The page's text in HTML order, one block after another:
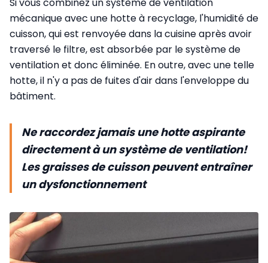
mécanique avec une hotte à recyclage, l'humidité de
cuisson, qui est renvoyée dans la cuisine après avoir
traversé le filtre, est absorbée par le système de
ventilation et donc éliminée. En outre, avec une telle
hotte, il n'y a pas de fuites d'air dans l'enveloppe du
bâtiment.
Ne raccordez jamais une hotte aspirante
directement à un système de ventilation!
Les graisses de cuisson peuvent entraîner
un dysfonctionnement